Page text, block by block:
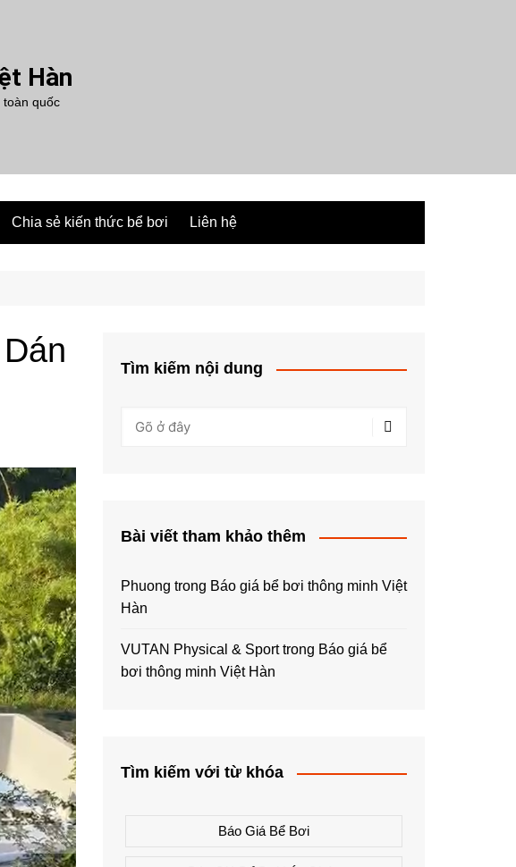
Hàn
quốc
Chia sẻ kiến thức bể bơi Liên hệ
Tìm kiếm nội dung
Bài viết tham khảo thêm
Phuong trong Báo giá bể bơi thông minh Việt
Hàn
VUTAN Physical & Sporttrong Báo giá bể
bơi thông minh Việt Hàn
Tìm kiếm với từ khóa
Báo Giá Bể Bơi